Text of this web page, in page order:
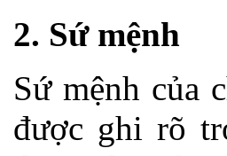
2. Sứ mệnh
Sứ mệnh của
được ghi rõ